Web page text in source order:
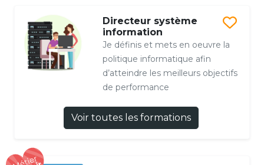
Directeur système
information
Je définis et mets en oeuvre la
politique informatique afin
d’atteindre les meilleurs objectifs
de performance
Voir toutes les formations